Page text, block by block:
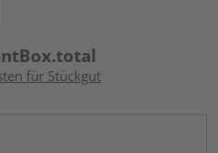
für Stückgut